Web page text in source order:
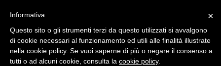
PRODOTTI
×
Informativa
Questo sito o gli strumenti terzi da questo utilizzati si avvalgono
di cookie necessari al funzionamento ed utili alle finalità illustrate
nella cookie policy. Se vuoi saperne di più o negare il consenso a
tutti o ad alcuni cookie, consulta la cookie policy.